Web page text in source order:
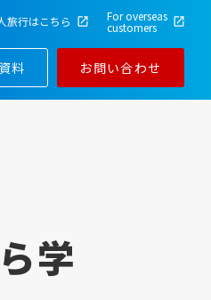
旅行はこちら For overseas
customers
料 お問い合わせ
学